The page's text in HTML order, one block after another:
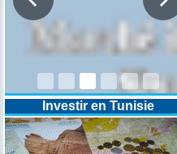
DESIGNATION D’UN REVISEUR
COMPTABLE POUR LES
EXERCICES 2025-2026-2027
Investir en Tunisie